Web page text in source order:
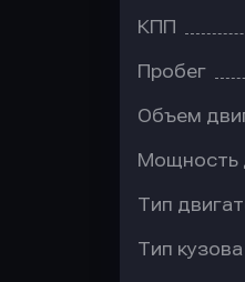
КПП
Пробег
Объем
Мощность
Тип
Тип кузова